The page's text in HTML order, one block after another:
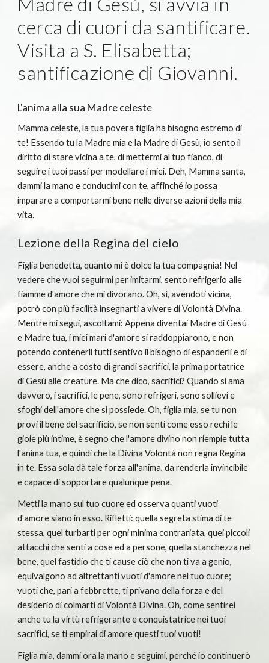
cerca di cuori da santificare.
Visita a S. Elisabetta;
santificazione di Giovanni.
L'anima alla sua Madre celeste
Mamma celeste, la tua povera figlia ha bisogno estremo di
te! Essendo tu la Madre mia e la Madre di Gesù, io sento il
diritto di stare vicina a te, di mettermi al tuo fianco, di
seguire i tuoi passi per modellare i miei. Deh, Mamma santa,
dammi la mano e conducimi con te, affinché io possa
imparare a comportarmi bene nelle diverse azioni della mia
vita.
Lezione della Regina del cielo
Figlia benedetta, quanto mi è dolce la tua compagnia! Nel
vedere che vuoi seguirmi per imitarmi, sento refrigerio alle
fiamme d'amore che mi divorano. Oh, sì, avendoti vicina,
potrò con più facilità insegnarti a vivere di Volontà Divina.
Mentre mi segui, ascoltami: Appena diventai Madre di Gesù
e Madre tua, i miei mari d'amore si raddoppiarono, e non
potendo contenerli tutti sentivo il bisogno di espanderli e di
essere, anche a costo di grandi sacrifici, la prima portatrice
di Gesù alle creature. Ma che dico, sacrifici? Quando si ama
davvero, i sacrifici, le pene, sono refrigeri, sono sollievi e
sfoghi dell'amore che si possiede. Oh, figlia mia, se tu non
provi il bene del sacrificio, se non senti come esso rechi le
gioie più intime, è segno che l'amore divino non riempie tutta
l'anima tua, e quindi che la Divina Volontà non regna Regina
in te. Essa sola dà tale forza all'anima, da renderla invincibile
e capace di sopportare qualunque pena.
Metti la mano sul tuo cuore ed osserva quanti vuoti
d'amore siano in esso. Rifletti: quella segreta stima di te
stessa, quel turbarti per ogni minima contrariata, quei piccoli
attacchi che senti a cose ed a persone, quella stanchezza nel
bene, quel fastidio che ti cause ciò che non ti va a genio,
equivalgono ad altrettanti vuoti d'amore nel tuo cuore;
vuoti che, pari a febbrette, ti privano della forza e del
desiderio di colmarti di Volontà Divina. Oh, come sentirei
anche tu la virtù refrigerante e conquistatrice nei tuoi
sacrifici, se ti empirai di amore questi tuoi vuoti!
Figlia mia, dammi ora la mano e seguimi, perché io continuerò